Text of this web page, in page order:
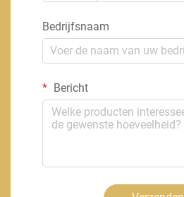
Bedrijfsnaam
Bericht